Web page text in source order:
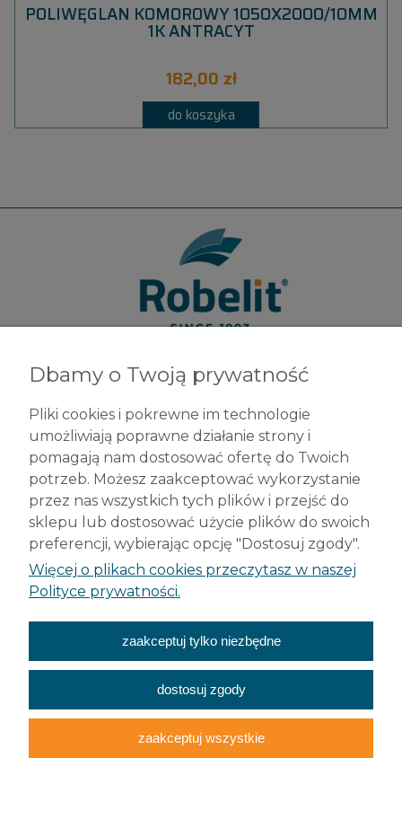
POLIWĘGLAN KOMOROWY 1050X2000/10MM
1K ANTRACYT
182,00 zł
do koszyka
Robelit Sp. z o.o.
42-200 Częstochowa
tel. +48 (34) 377 42 98
info@robelit.pl
Pomoc
Płatności i dostawa
O nas
Dbamy o Twoją prywatność
Pliki cookies i pokrewne im technologie
umożliwiają poprawne działanie strony i
pomagają nam dostosować ofertę do Twoich
potrzeb. Możesz zaakceptować wykorzystanie
przez nas wszystkich tych plików i przejść do
sklepu lub dostosować użycie plików do swoich
preferencji, wybierając opcję "Dostosuj zgody".
Więcej o plikach cookies przeczytasz w naszej
Polityce prywatności.
zaakceptuj tylko niezbędne
dostosuj zgody
zaakceptuj wszystkie